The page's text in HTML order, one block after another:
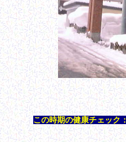
この時期の健康チェック：